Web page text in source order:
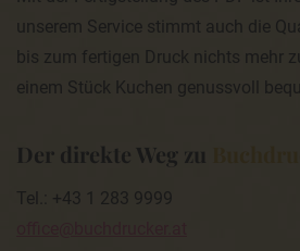
unserem Service stimmt auch die
bis zum fertigen Druck nichts mehr
einem Stück Kuchen genussvoll
Der direkte Weg zu
Tel.: +43 1 283 9999
Verordnungsgeber gewährte Recht,
Verarbeitung Verantwortlichen
Daten und eine Kopie dieser Auskunft
der Europäische Richtlinien- und
betroffenen Person Auskunft über
die Kategorien personenbezogener